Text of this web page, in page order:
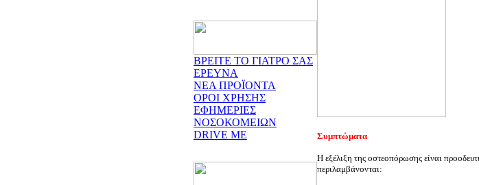
ΒΡΕΙΤΕ ΤΟ ΓΙΑΤΡΟ ΣΑΣ
ΕΡΕΥΝΑ
ΝΕΑ ΠΡΟΪΟΝΤΑ
ΟΡΟΙ ΧΡΗΣΗΣ
ΕΦΗΜΕΡΙΕΣ
ΝΟΣΟΚΟΜΕΙΩΝ
DRIVE ME
Συμπτώματα
Η εξέλιξη της οστεοπόρωσης είναι
περιλαμβάνονται: